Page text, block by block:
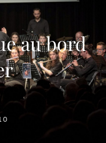
au bord